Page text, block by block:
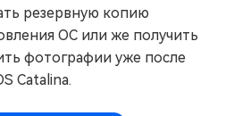
резервную копию
ОС или же получить
фотографии уже после
Catalina.